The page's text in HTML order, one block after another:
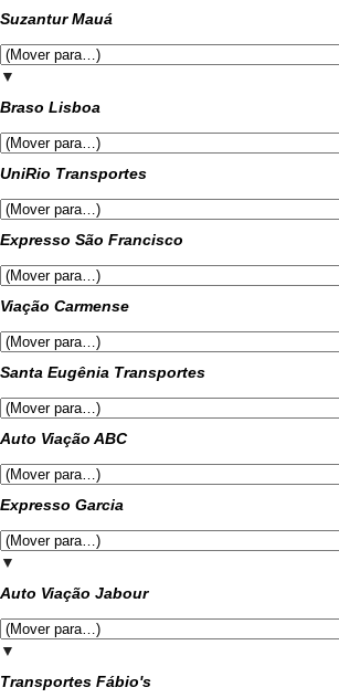
Suzantur Mauá
▼
Braso Lisboa
UniRio Transportes
Expresso São Francisco
Viação Carmense
Santa Eugênia Transportes
Auto Viação ABC
Expresso Garcia
▼
Auto Viação Jabour
▼
Transportes Fábio's